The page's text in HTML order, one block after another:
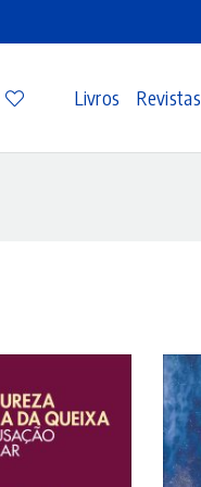
Livros Revistas